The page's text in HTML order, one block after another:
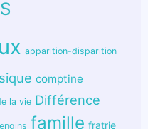
apparition-disparition
comptine
la vie Différence
engins famille fratrie